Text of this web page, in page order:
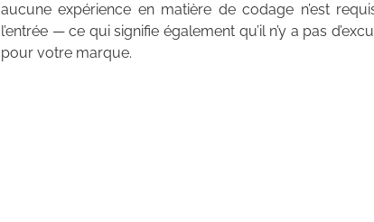
aucune expérience en matière de codage n’est
l’entrée — ce qui signifie également qu’il n’y a pas
pour votre marque.